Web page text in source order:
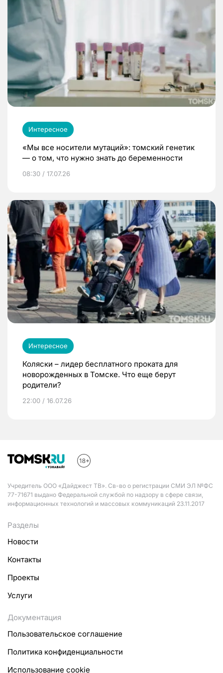
Интересное
«Мы все носители мутаций»: томский генетик
— о том, что нужно знать до беременности
08:30 / 17.07.26
Интересное
Коляски – лидер бесплатного проката для
новорожденных в Томске. Что еще берут
родители?
22:00 / 16.07.26
Учредитель ООО «Дайджест ТВ». Св-во о регистрации СМИ ЭЛ №ФС
77-71671 выдано Федеральной службой по надзору в сфере связи,
информационных технологий и массовых коммуникаций 23.11.2017
Разделы
Новости
Контакты
Проекты
Услуги
Документация
Пользовательское соглашение
Политика конфиденциальности
Использование cookie